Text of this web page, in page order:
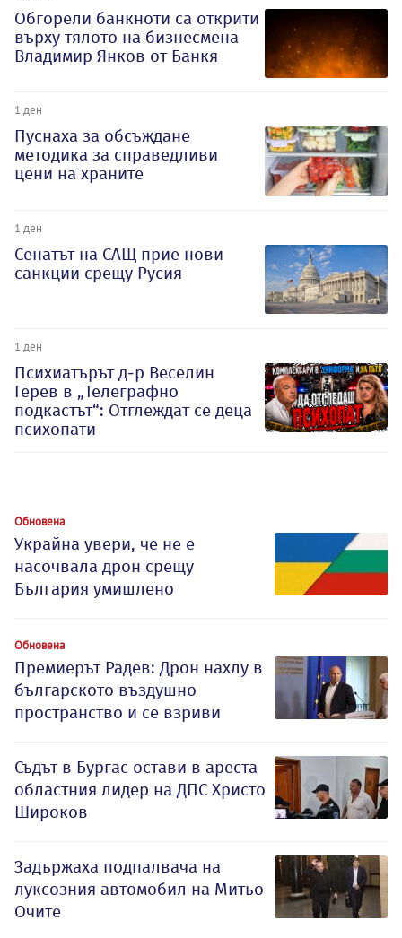
Обгорели банкноти са открити
върху тялото на бизнесмена
Владимир Янков от Банкя
1 ден
Пуснаха за обсъждане
методика за справедливи
цени на храните
1 ден
Сенатът на САЩ прие нови
санкции срещу Русия
1 ден
Психиатърът д-р Веселин
Герев в „Телеграфно
подкастът“: Отглеждат се деца
психопати
Обновена
Украйна увери, че не е
насочвала дрон срещу
България умишлено
Обновена
Премиерът Радев: Дрон нахлу в
българското въздушно
пространство и се взриви
Съдът в Бургас остави в ареста
областния лидер на ДПС Христо
Широков
Задържаха подпалвача на
луксозния автомобил на Митьо
Очите